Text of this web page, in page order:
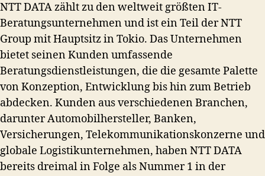
NTT DATA zählt zu den weltweit größten IT-
Beratungsunternehmen und ist ein Teil der NTT
Group mit Hauptsitz in Tokio. Das Unternehmen
bietet seinen Kunden umfassende
Beratungsdienstleistungen, die die gesamte Palette
von Konzeption, Entwicklung bis hin zum Betrieb
abdecken. Kunden aus verschiedenen Branchen,
darunter Automobilhersteller, Banken,
Versicherungen, Telekommunikationskonzerne und
globale Logistikunternehmen, haben NTT DATA
bereits dreimal in Folge als Nummer 1 in der